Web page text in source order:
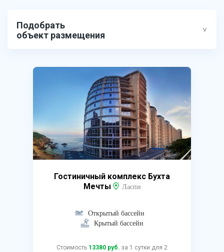
Подобрать
объект размещения
Гостиничный комплекс Бухта
Мечты
Ласпи
Открытый бассейн
Крытый бассейн
Стоимость 13380 руб. за 1 сутки для 2